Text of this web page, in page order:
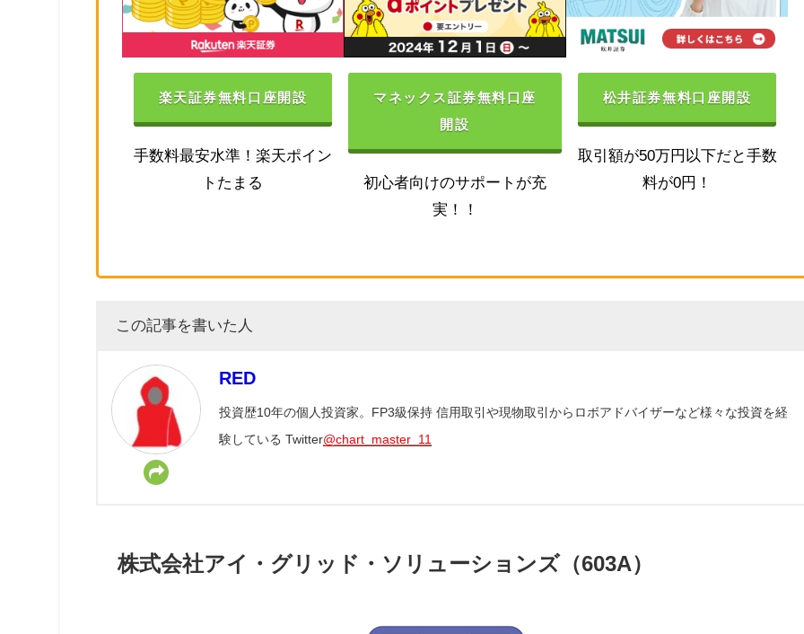
楽天証券無料口座開設
手数料最安水準！楽天ポイン
トたまる
マネックス証券無料口座
開設
初心者向けのサポートが充
実！！
松井証券無料口座開設
取引額が50万円以下だと手数
料が0円！
この記事を書いた人
RED
投資歴10年の個人投資家。FP3級保持 信用取引や現物取引からロボアドバイザーなど様々な投資を経
験している Twitter@chart_master_11
株式会社アイ・グリッド・ソリューションズ（603A）